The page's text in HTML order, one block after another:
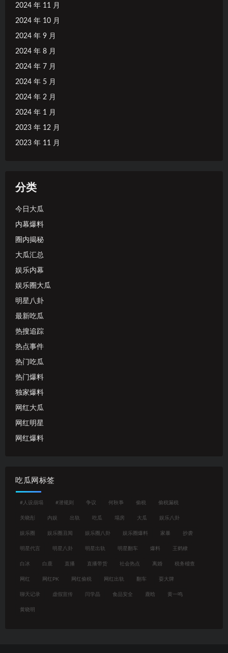
2024 年 11 月
2024 年 10 月
2024 年 9 月
2024 年 8 月
2024 年 7 月
2024 年 5 月
2024 年 2 月
2024 年 1 月
2023 年 12 月
2023 年 11 月
分类
今日大瓜
内幕爆料
圈内揭秘
大瓜汇总
娱乐内幕
娱乐圈大瓜
明星八卦
最新吃瓜
热搜追踪
热点事件
热门吃瓜
热门爆料
独家爆料
网红大瓜
网红明星
网红爆料
吃瓜网标签
#人设崩塌 #潜规则 争议 何秋亊 偷税 偷税漏税
关晓彤 内娱 出轨 吃瓜 塌房 大瓜 娱乐八卦
娱乐圈 娱乐圈丑闻 娱乐圈八卦 娱乐圈爆料 家暴 抄袭
明星代言 明星八卦 明星出轨 明星翻车 爆料 王鹤棣
白冰 白鹿 直播 直播带货 社会热点 离婚 税务稽查
网红 网红PK 网红偷税 网红出轨 翻车 耍大牌
聊天记录 虚假宣传 闫学晶 食品安全 鹿晗 黄一鸣
黄晓明